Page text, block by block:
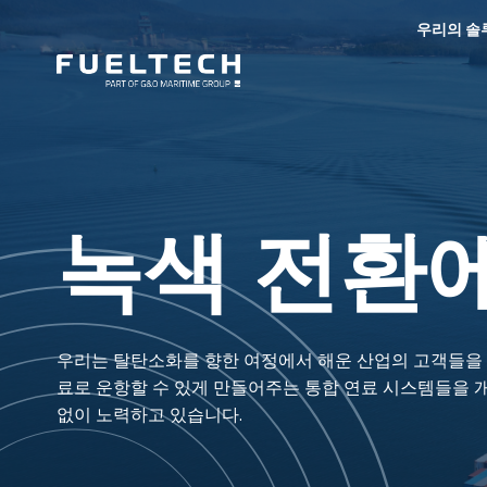
우리의 솔
녹색 전환
우리는 탈탄소화를 향한 여정에서 해운 산업의 고객들
료로 운항할 수 있게 만들어주는 통합 연료 시스템들을
없이 노력하고 있습니다.